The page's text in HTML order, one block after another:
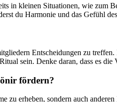
in kleinen Situationen, wie zum
du Harmonie⁣ und das ⁣Gefühl
Entscheidungen zu
sein. Denke⁢ daran, ​dass es
fördern?
erheben, sondern auch